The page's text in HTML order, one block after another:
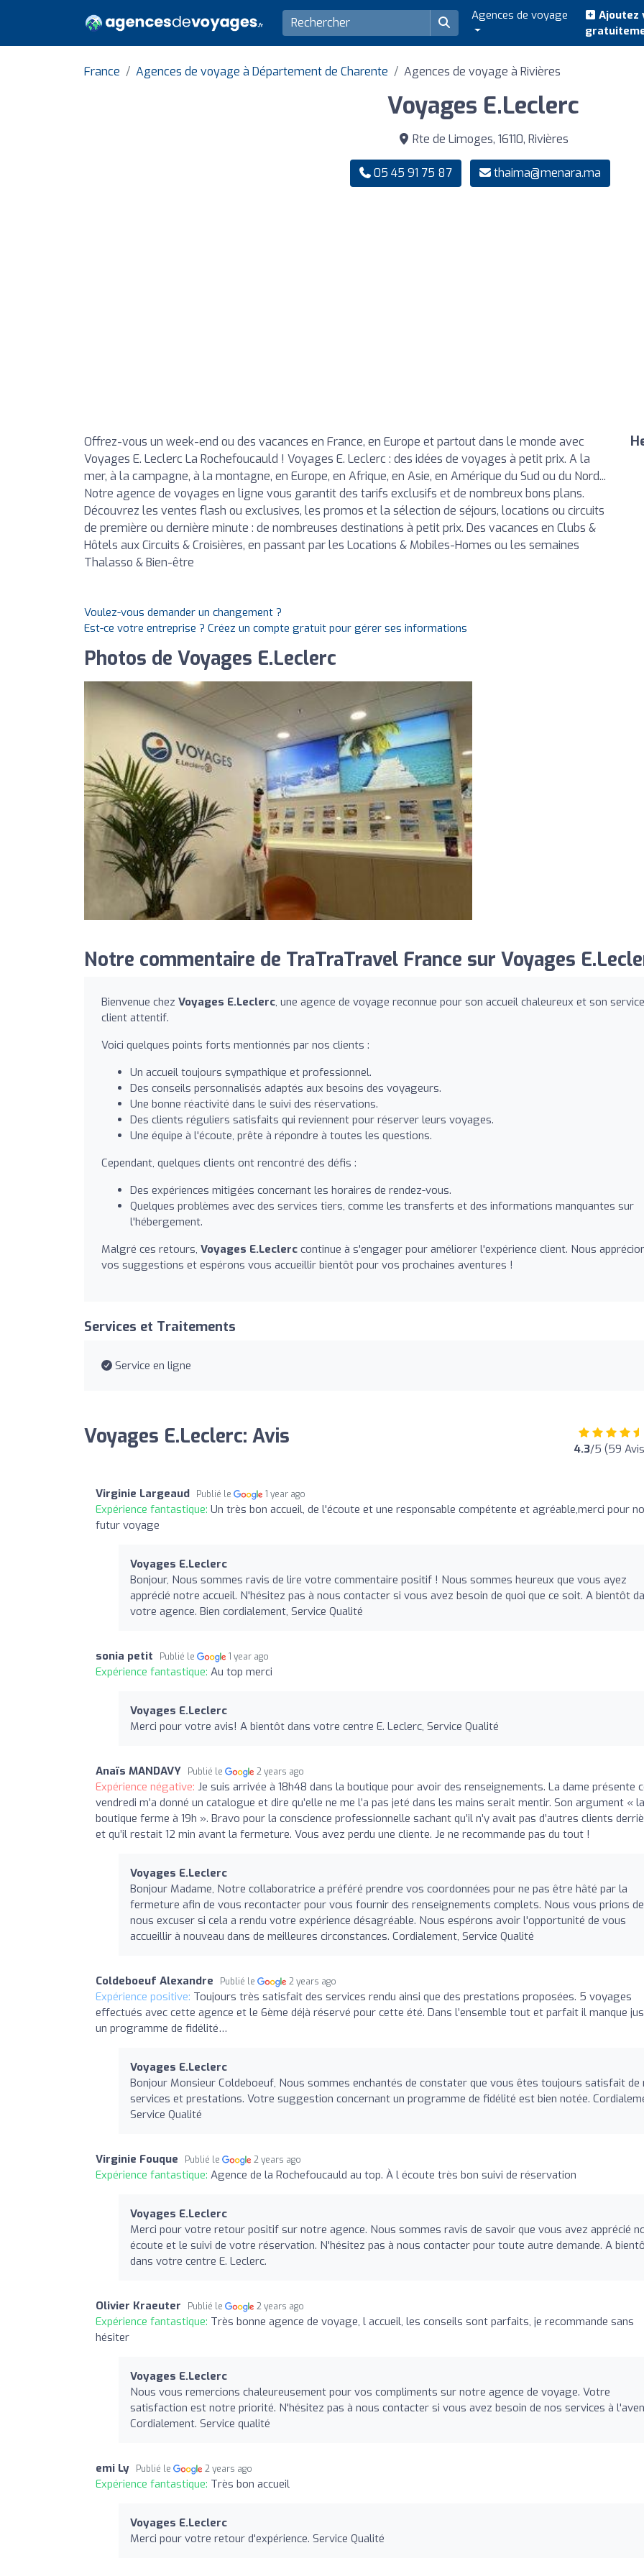
Agences de voyage
Ajoutez
France Agences de voyage à Département de Charente Agences de voyage à Rivières
Voyages E.Leclerc
Rte de Limoges, 16110, Rivières
05 45 91 75 87 thaima@menara.ma
Offrez-vous un week-end ou des vacances en France, en Europe et partout dans le monde avec
Voyages E. Leclerc La Rochefoucauld ! Voyages E. Leclerc : des idées de voyages à petit prix. A la
mer, à la campagne, à la montagne, en Europe, en Afrique, en Asie, en Amérique du Sud ou du Nord...
Notre agence de voyages en ligne vous garantit des tarifs exclusifs et de nombreux bons plans.
Découvrez les ventes flash ou exclusives, les promos et la sélection de séjours, locations ou circuits
de première ou dernière minute : de nombreuses destinations à petit prix. Des vacances en Clubs &
Hôtels aux Circuits & Croisières, en passant par les Locations & Mobiles-Homes ou les semaines
Thalasso & Bien-être
Voulez-vous demander un changement ?
Est-ce votre entreprise ? Créez un compte gratuit pour gérer ses informations
Photos de Voyages E.Leclerc
Notre commentaire de TraTraTravel France sur Voyages
Bienvenue chez Voyages E.Leclerc, une agence de voyage reconnue pour son accueil chaleureux et son service
client attentif.
Voici quelques points forts mentionnés par nos clients :
Un accueil toujours sympathique et professionnel.
Des conseils personnalisés adaptés aux besoins des voyageurs.
Une bonne réactivité dans le suivi des réservations.
Des clients réguliers satisfaits qui reviennent pour réserver leurs voyages.
Une équipe à l'écoute, prête à répondre à toutes les questions.
Cependant, quelques clients ont rencontré des défis :
Des expériences mitigées concernant les horaires de rendez-vous.
Quelques problèmes avec des services tiers, comme les transferts et des informations manquantes sur
l'hébergement.
Malgré ces retours, Voyages E.Leclerc continue à s'engager pour améliorer l'expérience client. Nous
vos suggestions et espérons vous accueillir bientôt pour vos prochaines aventures !
Services et Traitements
Service en ligne
Voyages E.Leclerc: Avis 4.3/5 (59
Virginie Largeaud Publié le 1 year ago
Expérience fantastique: Un très bon accueil, de l'écoute et une responsable compétente et agréable,merci pour
futur voyage
Voyages E.Leclerc
Bonjour, Nous sommes ravis de lire votre commentaire positif ! Nous sommes heureux que vous ayez
apprécié notre accueil. N'hésitez pas à nous contacter si vous avez besoin de quoi que ce soit. A bientôt
votre agence. Bien cordialement, Service Qualité
sonia petit Publié le 1 year ago
Expérience fantastique: Au top merci
Voyages E.Leclerc
Merci pour votre avis! A bientôt dans votre centre E. Leclerc, Service Qualité
Anaïs MANDAVY Publié le 2 years ago
Expérience négative: Je suis arrivée à 18h48 dans la boutique pour avoir des renseignements. La dame présente
vendredi m’a donné un catalogue et dire qu’elle ne me l’a pas jeté dans les mains serait mentir. Son argument « la
boutique ferme à 19h ». Bravo pour la conscience professionnelle sachant qu’il n’y avait pas d’autres clients
et qu’il restait 12 min avant la fermeture. Vous avez perdu une cliente. Je ne recommande pas du tout !
Voyages E.Leclerc
Bonjour Madame, Notre collaboratrice a préféré prendre vos coordonnées pour ne pas être hâté par la
fermeture afin de vous recontacter pour vous fournir des renseignements complets. Nous vous prions de
nous excuser si cela a rendu votre expérience désagréable. Nous espérons avoir l'opportunité de vous
accueillir à nouveau dans de meilleures circonstances. Cordialement, Service Qualité
Coldeboeuf Alexandre Publié le 2 years ago
Expérience positive: Toujours très satisfait des services rendu ainsi que des prestations proposées. 5 voyages
effectués avec cette agence et le 6ème déjà réservé pour cette été. Dans l’ensemble tout et parfait il manque
un programme de fidélité…
Voyages E.Leclerc
Bonjour Monsieur Coldeboeuf, Nous sommes enchantés de constater que vous êtes toujours satisfait de
services et prestations. Votre suggestion concernant un programme de fidélité est bien notée.
Service Qualité
Virginie Fouque Publié le 2 years ago
Expérience fantastique: Agence de la Rochefoucauld au top. À l écoute très bon suivi de réservation
Voyages E.Leclerc
Merci pour votre retour positif sur notre agence. Nous sommes ravis de savoir que vous avez apprécié
écoute et le suivi de votre réservation. N'hésitez pas à nous contacter pour toute autre demande. A
dans votre centre E. Leclerc.
Olivier Kraeuter Publié le 2 years ago
Expérience fantastique: Très bonne agence de voyage, l accueil, les conseils sont parfaits, je recommande sans
hésiter
Voyages E.Leclerc
Nous vous remercions chaleureusement pour vos compliments sur notre agence de voyage. Votre
satisfaction est notre priorité. N'hésitez pas à nous contacter si vous avez besoin de nos services à
Cordialement. Service qualité
emi Ly Publié le 2 years ago
Expérience fantastique: Très bon accueil
Voyages E.Leclerc
Merci pour votre retour d'expérience. Service Qualité